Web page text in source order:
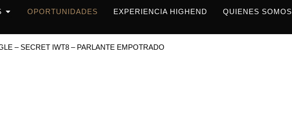
OPEN PRODUCTOS
OPORTUNIDADES EXPERIENCIA HIGHEND QUIENES SOMOS
– SECRET IWT8 – PARLANTE EMPOTRADO